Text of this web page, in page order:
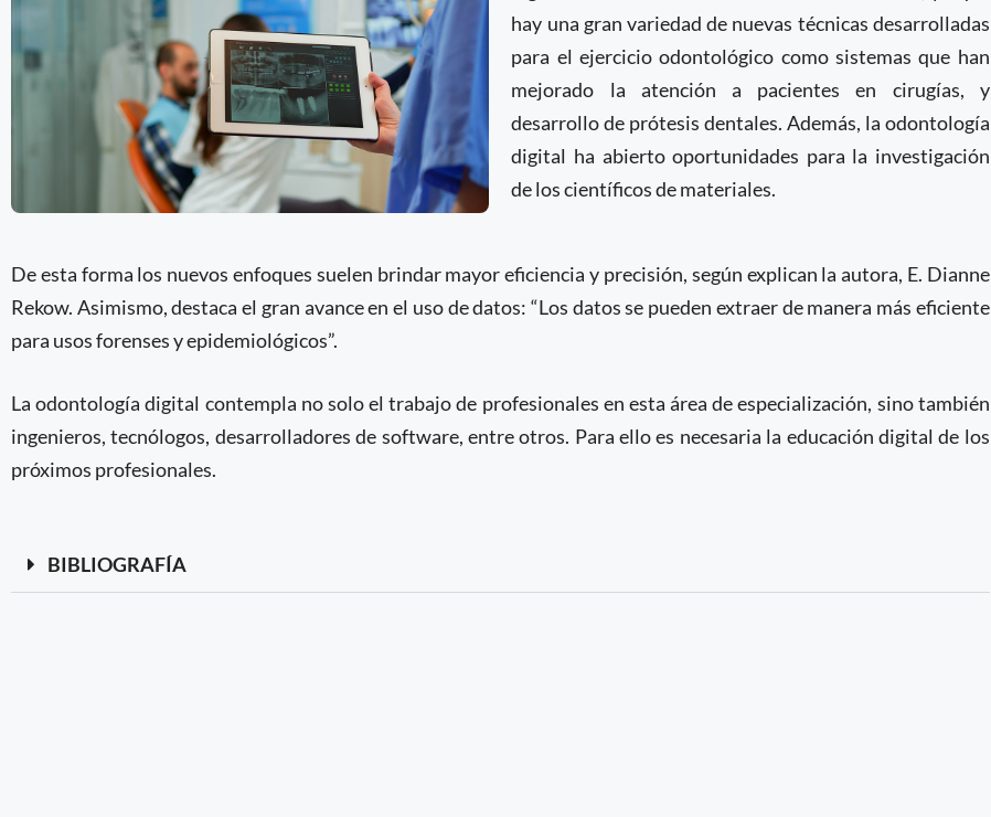
hay una gran variedad de nuevas técnicas desarrolladas
para el ejercicio odontológico como sistemas que han
mejorado la atención a pacientes en cirugías, y
desarrollo de prótesis dentales. Además, la odontología
digital ha abierto oportunidades para la investigación
de los científicos de materiales.
De esta forma los nuevos enfoques suelen brindar mayor eficiencia y precisión, según explican la autora, E. Dianne
Rekow. Asimismo, destaca el gran avance en el uso de datos: “Los datos se pueden extraer de manera más eficiente
para usos forenses y epidemiológicos”.
La odontología digital contempla no solo el trabajo de profesionales en esta área de especialización, sino también
ingenieros, tecnólogos, desarrolladores de software, entre otros. Para ello es necesaria la educación digital de los
próximos profesionales.
BIBLIOGRAFÍA